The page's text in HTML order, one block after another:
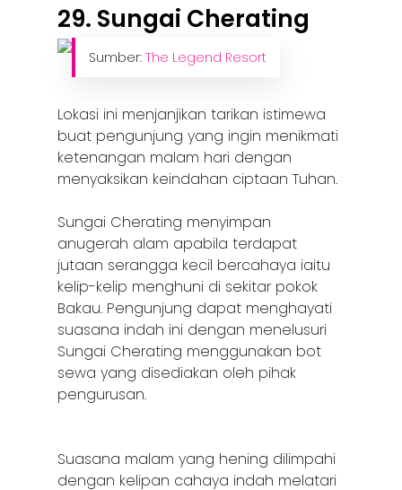
29. Sungai Cherating
Sumber:The Legend Resort
Lokasi ini menjanjikan tarikan istimewa
buat pengunjung yang ingin menikmati
ketenangan malam hari dengan
menyaksikan keindahan ciptaan Tuhan.
Sungai Cherating menyimpan
anugerah alam apabila terdapat
jutaan serangga kecil bercahaya iaitu
kelip-kelip menghuni di sekitar pokok
Bakau. Pengunjung dapat menghayati
suasana indah ini dengan menelusuri
Sungai Cherating menggunakan bot
sewa yang disediakan oleh pihak
pengurusan.
Suasana malam yang hening dilimpahi
dengan kelipan cahaya indah melatari